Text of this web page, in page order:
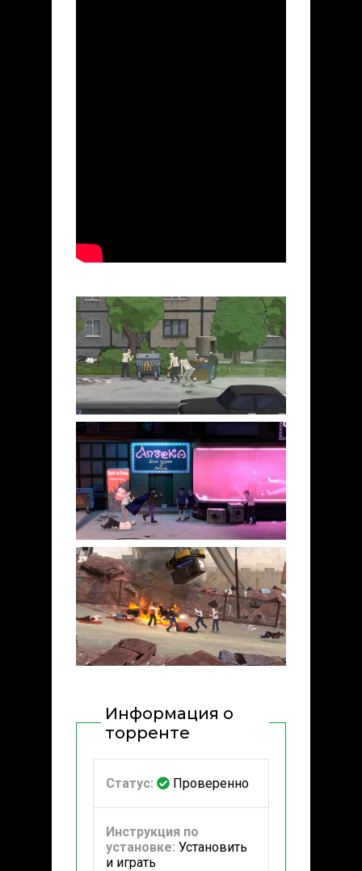
Информация о
торренте
Статус: Проверенно
Инструкция по
установке: Установить
и играть